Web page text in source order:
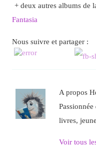
+ deux autres albums de
Fantasia
Nous suivre et partager :
A propos
livres,
Voir tous